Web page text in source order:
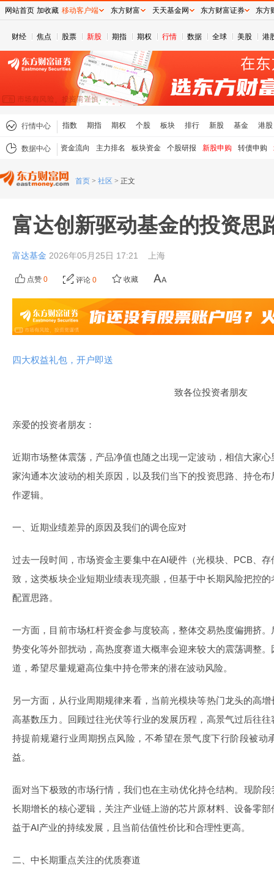
财经 焦点 股票 新股 期指 期权 行情 数据 全球 美股 港
行情中心 指数 期指 期权 个股 板块 排行 新股 基金 港股
数据中心 资金流向 主力排名 板块资金 个股研报 新股申购 转债申购
首页 > 社区 > 正文
富达创新驱动基金的投资思
富达基金 2026年05月25日 17:21 上海
点赞 0 评论 0 收藏
四大权益礼包，开户即送
致各位投资者朋友
亲爱的投资者朋友：
近期市场整体震荡，产品净值也随之出现一定波动，相信大家
家沟通本次波动的相关原因，以及我们当下的投资思路、持仓
作逻辑。
一、近期业绩差异的原因及我们的调仓应对
过去一段时间，市场资金主要集中在AI硬件（光模块、PCB、
致，这类板块企业短期业绩表现亮眼，但基于中长期风险把控
配置思路。
一方面，目前市场杠杆资金参与度较高，整体交易热度偏拥挤
势变化等外部扰动，高热度赛道大概率会迎来较大的震荡调整
道，希望尽量规避高位集中持仓带来的潜在波动风险。
另一方面，从行业周期规律来看，当前光模块等热门龙头的高
高基数压力。回顾过往光伏等行业的发展历程，高景气过后往
持提前规避行业周期拐点风险，不希望在景气度下行阶段被动
益。
面对当下极致的市场行情，我们也在主动优化持仓结构。现阶
长期增长的核心逻辑，关注产业链上游的芯片原材料、设备零
益于AI产业的持续发展，且当前估值性价比和合理性更高。
二、中长期重点关注的优质赛道
网站首页 加收藏 移动客户端 东方财富 天天基金网 东方财富证券 东方